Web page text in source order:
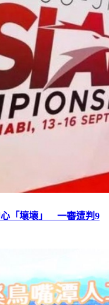
心「壞壞」 一審遭判9